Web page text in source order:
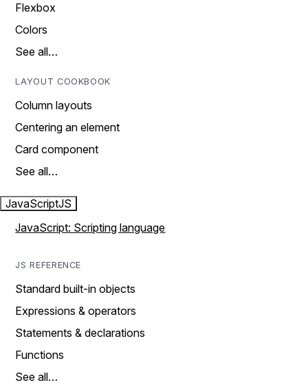
Flexbox
Colors
See all…
LAYOUT COOKBOOK
Column layouts
Centering an element
Card component
See all…
JavaScriptJS
JavaScript: Scripting language
JS REFERENCE
Standard built-in objects
Expressions & operators
Statements & declarations
Functions
See all…